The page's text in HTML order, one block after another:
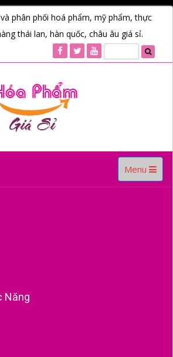
phân phối hoá phẩm, mỹ phẩm, thực
thái lan, hàn quốc, châu âu giá sỉ.
Toggle
navigation
Menu
Năng